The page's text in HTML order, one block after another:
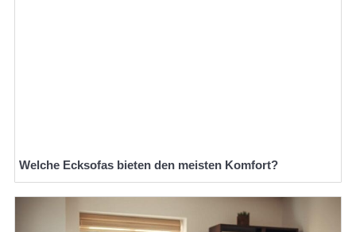
Welche Ecksofas bieten den meisten Komfort?